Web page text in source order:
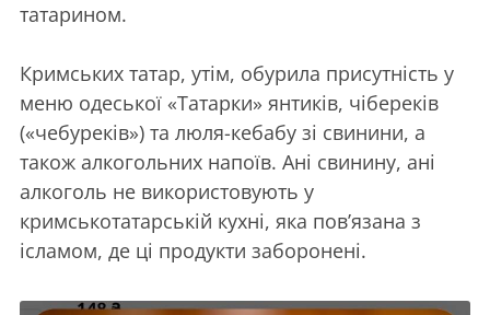
татарином.
Кримських татар, утім, обурила присутність у
меню одеської «Татарки» янтиків, чібереків
(«чебуреків») та люля-кебабу зі свинини, а
також алкогольних напоїв. Ані свинину, ані
алкоголь не використовують у
кримськотатарській кухні, яка пов’язана з
ісламом, де ці продукти заборонені.